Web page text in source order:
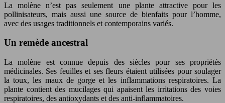
La molène n’est pas seulement une plante attractive pour les
pollinisateurs, mais aussi une source de bienfaits pour l’homme,
avec des usages traditionnels et contemporains variés.
Un remède ancestral
La molène est connue depuis des siècles pour ses propriétés
médicinales. Ses feuilles et ses fleurs étaient utilisées pour soulager
la toux, les maux de gorge et les inflammations respiratoires. La
plante contient des mucilages qui apaisent les irritations des voies
respiratoires, des antioxydants et des anti-inflammatoires.